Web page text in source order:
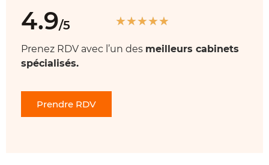
4.9/5 ★★★★★
Prenez RDV avec l’un des meilleurs cabinets
spécialisés.
Prendre RDV